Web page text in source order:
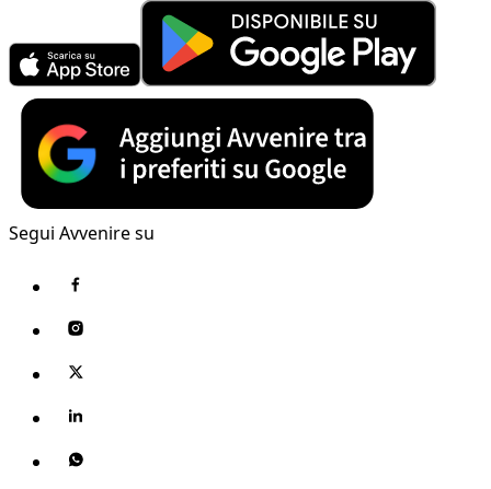
Segui Avvenire su